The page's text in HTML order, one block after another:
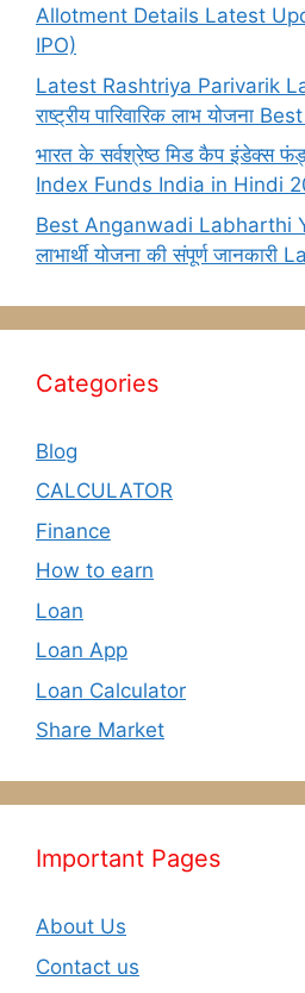
Allotment Details Latest
IPO)
Latest Rashtriya Parivarik
राष्ट्रीय पारिवारिक लाभ योजना
भारत के सर्वश्रेष्ठ मिड कैप इंडेक्स
Index Funds India in Hindi
Best Anganwadi Labharthi
लाभार्थी योजना की संपूर्ण
Categories
Blog
CALCULATOR
Finance
How to earn
Loan
Loan App
Loan Calculator
Share Market
Important Pages
About Us
Contact us